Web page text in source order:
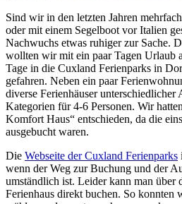
Sind wir in den letzten Jahren
oder mit einem Segelboot vor Italien
Nachwuchs etwas ruhiger zur Sache.
wollten wir mit ein paar Tagen Urlaub
Tage in die Cuxland Ferienparks in
gefahren. Neben ein paar
diverse Ferienhäuser unterschiedlicher
Kategorien für 4-6 Personen. Wir
Komfort Haus“ entschieden, da die
ausgebucht waren.
Die Webseite der Cuxland Ferienparks
wenn der Weg zur Buchung und der
umständlich ist. Leider kann man über
Ferienhaus direkt buchen. So konnten